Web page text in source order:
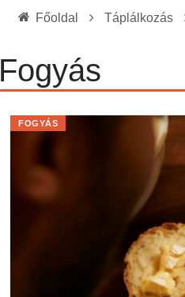
Jó kaják vs.
Ketogén diéta
A hidratáció
A ZABKÁSA
Pasta-túra -
MINDENNAPI
A karácsonyról
Főoldal Táplálkozás
Fogyás
FOGYÁS